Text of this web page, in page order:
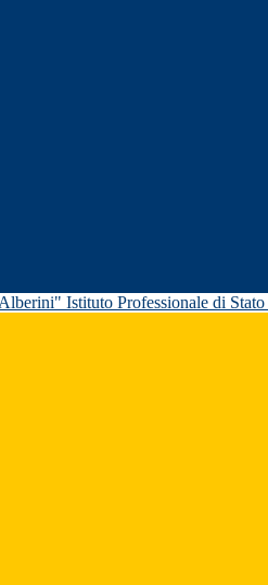
Istituto Professionale di Stato